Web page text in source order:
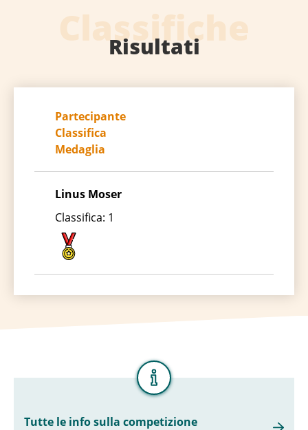
Classifiche
Risultati
Partecipante
Classifica
Medaglia
Linus Moser
Classifica: 1
Tutte le info sulla competizione